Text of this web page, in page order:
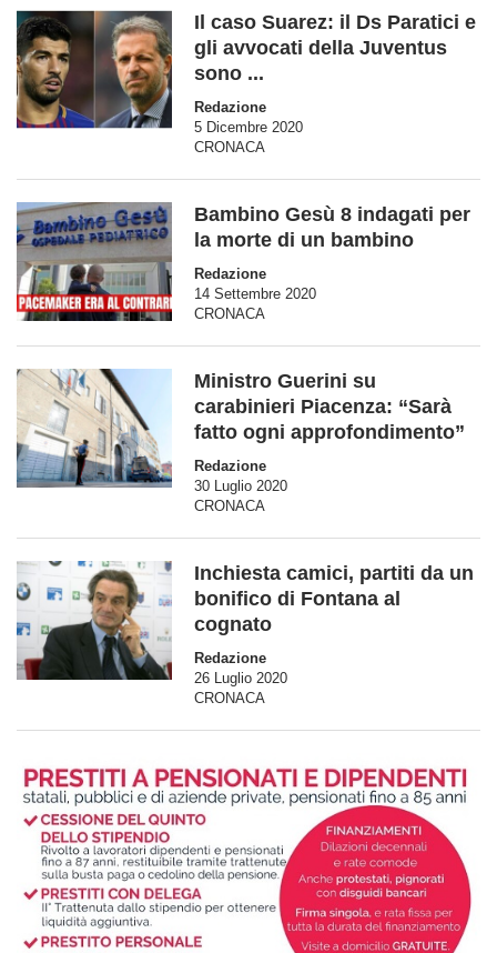
Il caso Suarez: il Ds Paratici e
gli avvocati della Juventus
sono ...
Redazione
5 Dicembre 2020
CRONACA
Bambino Gesù 8 indagati per
la morte di un bambino
Redazione
14 Settembre 2020
CRONACA
Ministro Guerini su
carabinieri Piacenza: “Sarà
fatto ogni approfondimento”
Redazione
30 Luglio 2020
CRONACA
Inchiesta camici, partiti da un
bonifico di Fontana al
cognato
Redazione
26 Luglio 2020
CRONACA